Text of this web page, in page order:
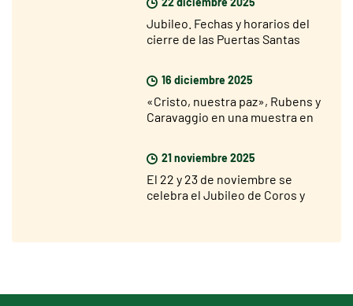
Jubileo. Fechas y horarios del
cierre de las Puertas Santas
16 diciembre 2025
«Cristo, nuestra paz», Rubens y
Caravaggio en una muestra en
21 noviembre 2025
El 22 y 23 de noviembre se
celebra el Jubileo de Coros y